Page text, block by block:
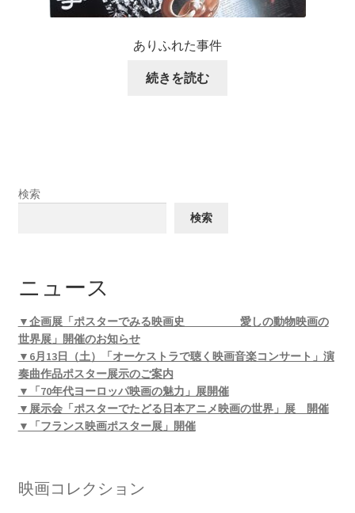
ありふれた事件
続きを読む
検索
検索
ニュース
▼企画展「ポスターでみる映画史 愛しの動物映画の
世界展」開催のお知らせ
▼6月13日（土）「オーケストラで聴く映画音楽コンサート」演
奏曲作品ポスター展示のご案内
▼「70年代ヨーロッパ映画の魅力」展開催
▼展示会「ポスターでたどる日本アニメ映画の世界」展 開催
▼「フランス映画ポスター展」開催
映画コレクション